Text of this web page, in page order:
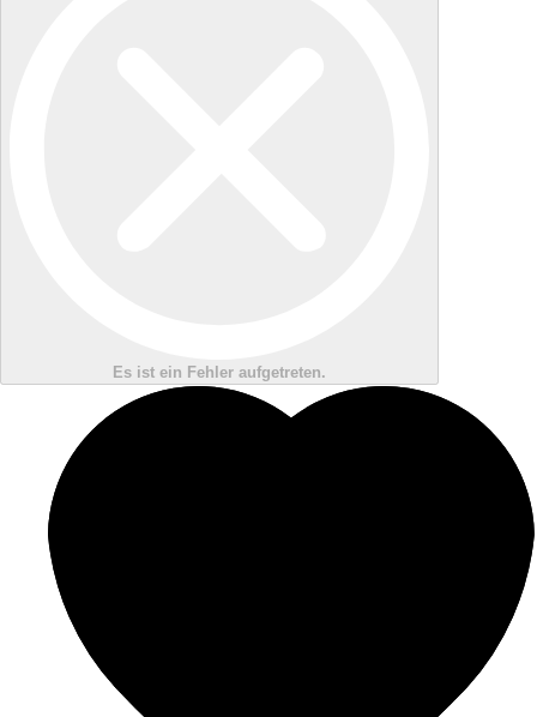
Es ist ein Fehler aufgetreten.